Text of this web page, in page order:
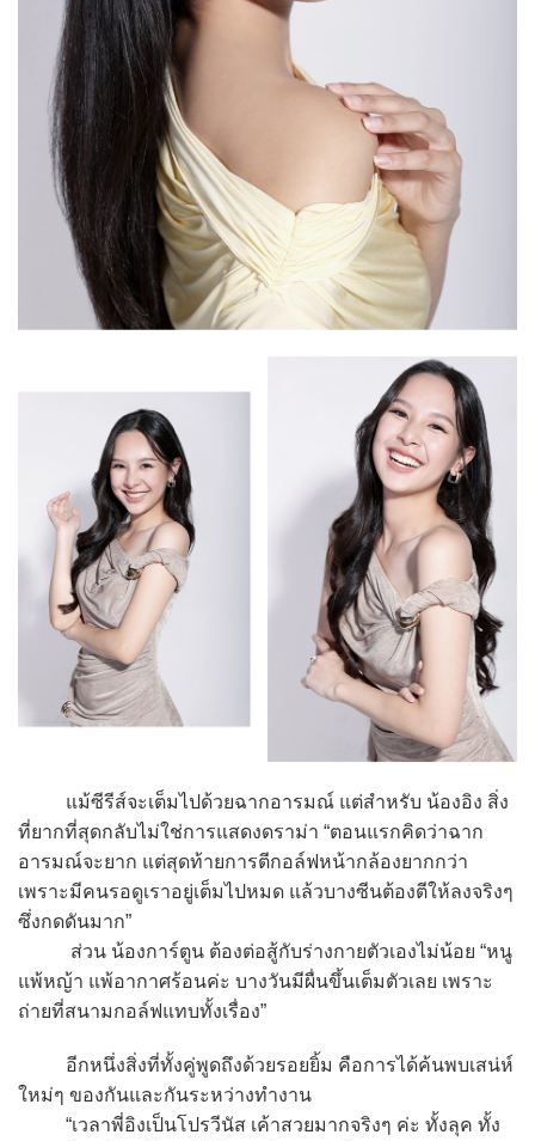
แม้ซีรีส์จะเต็มไปด้วยฉากอารมณ์ แต่สำหรับ น้องอิง สิ่ง
ที่ยากที่สุดกลับไม่ใช่การแสดงดราม่า “ตอนแรกคิดว่าฉาก
อารมณ์จะยาก แต่สุดท้ายการตีกอล์ฟหน้ากล้องยากกว่า
เพราะมีคนรอดูเราอยู่เต็มไปหมด แล้วบางซีนต้องตีให้ลงจริงๆ
ซึ่งกดดันมาก”
ส่วน น้องการ์ตูน ต้องต่อสู้กับร่างกายตัวเองไม่น้อย “หนู
แพ้หญ้า แพ้อากาศร้อนค่ะ บางวันมีผื่นขึ้นเต็มตัวเลย เพราะ
ถ่ายที่สนามกอล์ฟแทบทั้งเรื่อง”
อีกหนึ่งสิ่งที่ทั้งคู่พูดถึงด้วยรอยยิ้ม คือการได้ค้นพบเสน่ห์
ใหม่ๆ ของกันและกันระหว่างทำงาน
“เวลาพี่อิงเป็นโปรวีนัส เค้าสวยมากจริงๆ ค่ะ ทั้งลุค ทั้ง